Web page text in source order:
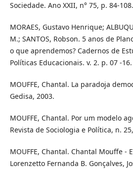
Sociedade. Ano XXII, n° 75, p. 84-
MORAES, Gustavo Henrique;
M.; SANTOS, Robson. 5 anos de
o que aprendemos? Cadernos de
Políticas Educacionais. v. 2. p. 07 -
MOUFFE, Chantal. La paradoja
Gedisa, 2003.
MOUFFE, Chantal. Por um modelo
Revista de Sociologia e Política, n.
MOUFFE, Chantal. Chantal Mouffe -
Lorenzetto Fernanda B. Gonçalves,